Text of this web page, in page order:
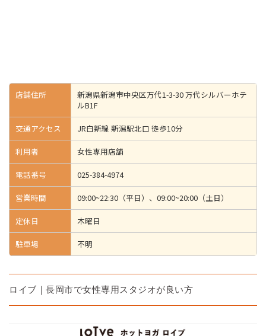
店舗住所
新潟県新潟市中央区万代1-3-30 万代シルバーホテ
ルB1F
交通アクセス JR白新線 新潟駅北口 徒歩10分
利用者 女性専用店舗
電話番号 025-384-4974
営業時間 09:00~22:30（平日）、09:00~20:00（土日）
定休日 木曜日
駐車場 不明
ロイブ｜長岡市で女性専用スタジオが良い方